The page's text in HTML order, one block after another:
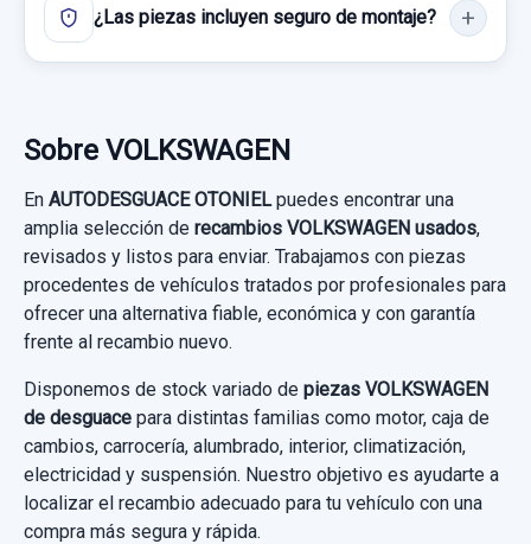
TRANSMISION DELANTERA DERECHA
3Q0407272C
usado.
VOLKSWAGEN TIGUAN (AD1, AX1) 2.0 TDI
4MOTION
Garantía 1 año
SERVOFRENO 5QH614105D TBGFA40019A
usado.
VOLKSWAGEN TIGUAN (AD1, AX1) 2.0 TDI
4MOTION
¿Las piezas incluyen seguro de montaje?
Sobre VOLKSWAGEN
En AUTODESGUACE OTONIELpuedes encontrar una
amplia selección de recambios VOLKSWAGEN usados,
revisados y listos para enviar. Trabajamos con piezas
procedentes de vehículos tratados por profesionales para
ofrecer una alternativa fiable, económica y con garantía
frente al recambio nuevo.
Disponemos de stock variado de piezas VOLKSWAGEN
de desguace para distintas familias como motor, caja de
cambios, carrocería, alumbrado, interior, climatización,
electricidad y suspensión. Nuestro objetivo es ayudarte a
localizar el recambio adecuado para tu vehículo con una
compra más segura y rápida.